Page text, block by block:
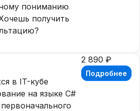
пониманию
получить
в IT-кубе
на языке C#
2 890 ₽
Подробнее